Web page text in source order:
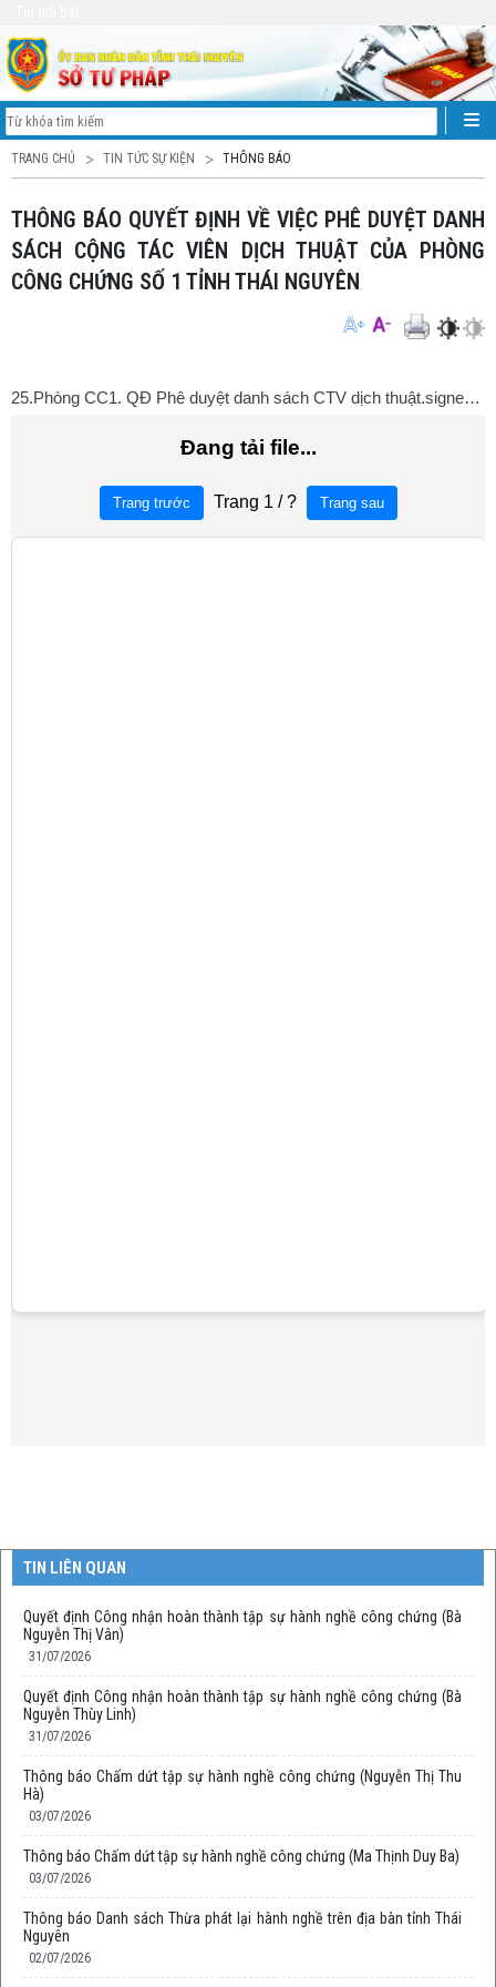
TRANG CHỦ TIN TỨC SỰ KIỆN THÔNG BÁO
THÔNG BÁO QUYẾT ĐỊNH VỀ VIỆC PHÊ DUYỆT DANH
SÁCH CỘNG TÁC VIÊN DỊCH THUẬT CỦA PHÒNG
CÔNG CHỨNG SỐ 1 TỈNH THÁI NGUYÊN
25.Phòng CC1. QĐ Phê duyệt danh sách CTV dịch thuật.signed.signed.signed.signed.signed.pdf
TIN LIÊN QUAN
Quyết định Công nhận hoàn thành tập sự hành nghề công chứng (Bà
Nguyễn Thị Vân)
31/07/2026
Quyết định Công nhận hoàn thành tập sự hành nghề công chứng (Bà
Nguyễn Thùy Linh)
31/07/2026
Thông báo Chấm dứt tập sự hành nghề công chứng (Nguyễn Thị Thu
Hà)
03/07/2026
Thông báo Chấm dứt tập sự hành nghề công chứng (Ma Thịnh Duy Ba)
03/07/2026
Thông báo Danh sách Thừa phát lại hành nghề trên địa bàn tỉnh Thái
Nguyên
02/07/2026